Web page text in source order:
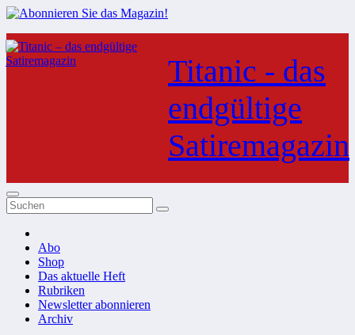
Zum
Inhalt
springen
Titanic - das
endgültige
Satiremagazin
Abo
Shop
Das aktuelle Heft
Rubriken
Newsletter abonnieren
Archiv